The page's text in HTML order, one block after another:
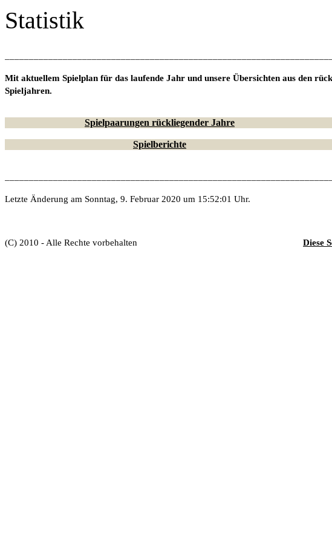
Statistik
Mit aktuellem Spielplan für das laufende Jahr und unsere Übersichten aus den
Spieljahren.
Spielpaarungen rückliegender Jahre
Spielberichte
Letzte Änderung am Sonntag, 9. Februar 2020 um 15:52:01 Uhr.
(C) 2010 - Alle Rechte vorbehalten Diese